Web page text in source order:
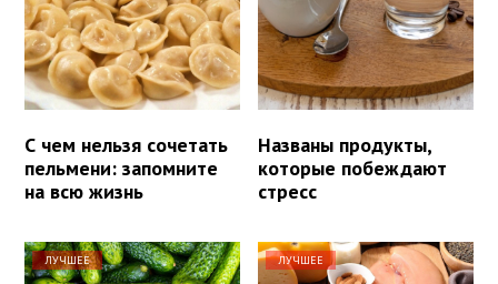
С чем нельзя сочетать
пельмени: запомните
на всю жизнь
Названы продукты,
которые побеждают
стресс
ЛУЧШЕЕ ЛУЧШЕЕ